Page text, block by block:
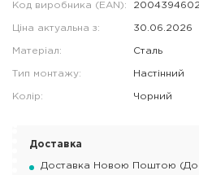
Код виробника (EAN):
Ціна актуальна з: 30.06.2026
Матеріал: Сталь
Тип монтажу: Настінний
Колір: Чорний
Доставка
Доставка Новою Поштою